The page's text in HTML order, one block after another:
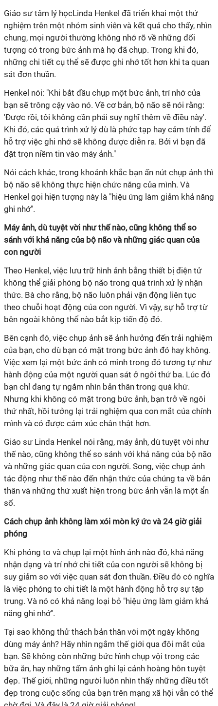
Giáo sư tâm lý họcLinda Henkel đã triển khai một thử
nghiệm trên một nhóm sinh viên và kết quả cho thấy, nhìn
chung, mọi người thường không nhớ rõ về những đối
tượng có trong bức ảnh mà họ đã chụp. Trong khi đó,
những chi tiết cụ thể sẽ được ghi nhớ tốt hơn khi ta quan
sát đơn thuần.
Henkel nói: "Khi bắt đầu chụp một bức ảnh, trí nhớ của
bạn sẽ trông cậy vào nó. Về cơ bản, bộ não sẽ nói rằng:
'Được rồi, tôi không cần phải suy nghĩ thêm về điều này'.
Khi đó, các quá trình xử lý dù là phức tạp hay cảm tính để
hỗ trợ việc ghi nhớ sẽ không được diễn ra. Bởi vì bạn đã
đặt trọn niềm tin vào máy ảnh."
Nói cách khác, trong khoảnh khắc bạn ấn nút chụp ảnh thì
bộ não sẽ không thực hiện chức năng của mình. Và
Henkel gọi hiện tượng này là "hiệu ứng làm giảm khả năng
ghi nhớ".
Máy ảnh, dù tuyệt vời như thế nào, cũng không thể so
sánh với khả năng của bộ não và những giác quan của
con người
Theo Henkel, việc lưu trữ hình ảnh bằng thiết bị điện tử
không thể giải phóng bộ não trong quá trình xử lý nhận
thức. Bà cho rằng, bộ não luôn phải vận động liên tục
theo chuỗi hoạt động của con người. Vì vậy, sự hỗ trợ từ
bên ngoài không thể nào bắt kịp tiến độ đó.
Bên cạnh đó, việc chụp ảnh sẽ ảnh hưởng đến trải nghiệm
của bạn, cho dù bạn có mặt trong bức ảnh đó hay không.
Việc xem lại một bức ảnh có mình trong đó tương tự như
hành động của một người quan sát ở ngôi thứ ba. Lúc đó
bạn chỉ đang tự ngắm nhìn bản thân trong quá khứ.
Nhưng khi không có mặt trong bức ảnh, bạn trở về ngôi
thứ nhất, hồi tưởng lại trải nghiệm qua con mắt của chính
mình và có được cảm xúc chân thật hơn.
Giáo sư Linda Henkel nói rằng, máy ảnh, dù tuyệt vời như
thế nào, cũng không thể so sánh với khả năng của bộ não
và những giác quan của con người. Song, việc chụp ảnh
tác động như thế nào đến nhận thức của chúng ta về bản
thân và những thứ xuất hiện trong bức ảnh vẫn là một ẩn
số.
Cách chụp ảnh không làm xói mòn ký ức và 24 giờ giải
phóng
Khi phóng to và chụp lại một hình ảnh nào đó, khả năng
nhận dạng và trí nhớ chi tiết của con người sẽ không bị
suy giảm so với việc quan sát đơn thuần. Điều đó có nghĩa
là việc phóng to chi tiết là một hành động hỗ trợ sự tập
trung. Và nó có khả năng loại bỏ "hiệu ứng làm giảm khả
năng ghi nhớ".
Tại sao không thử thách bản thân với một ngày không
dùng máy ảnh? Hãy nhìn ngắm thế giới qua đôi mắt của
bạn. Sẽ không còn những bức hình chụp vội trong các
bữa ăn, hay những tấm ảnh ghi lại cảnh hoàng hôn tuyệt
đẹp. Thế giới, những người luôn nhìn thấy những điều tốt
đẹp trong cuộc sống của bạn trên mạng xã hội vẫn có thể